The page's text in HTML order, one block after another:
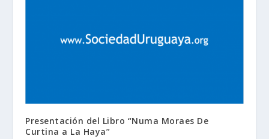
Presentación del Libro “Numa Moraes De
Curtina a La Haya”